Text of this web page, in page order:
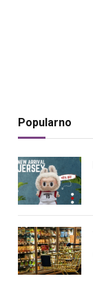
Popularno